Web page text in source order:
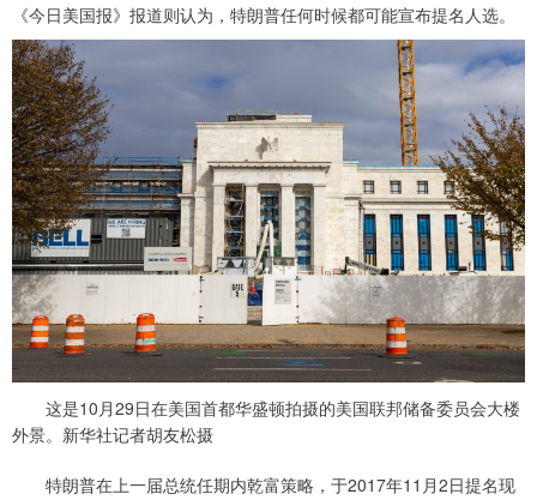
《今日美国报》报道则认为，特朗普任何时候都可能宣布提名人选。
这是10月29日在美国首都华盛顿拍摄的美国联邦储备委员会大楼
外景。新华社记者胡友松摄
特朗普在上一届总统任期内乾富策略，于2017年11月2日提名现